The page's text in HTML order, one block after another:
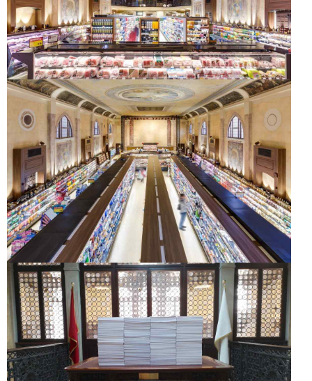
DESPAR TEATRO
ITALIA
DESPAR TEATRO
ITALIA